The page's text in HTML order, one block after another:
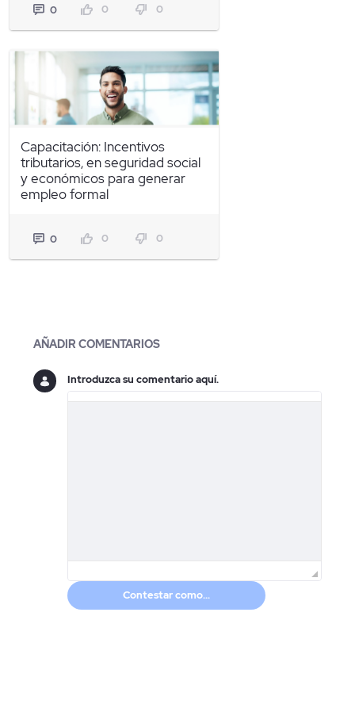
0 0 0
Capacitación: Incentivos
tributarios, en seguridad social
y económicos para generar
empleo formal
0 0 0
Blogs
AÑADIR COMENTARIOS
Introduzca su comentario aquí.
Contestar como...